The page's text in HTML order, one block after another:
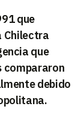
que
Chilectra
que
compararon
debido